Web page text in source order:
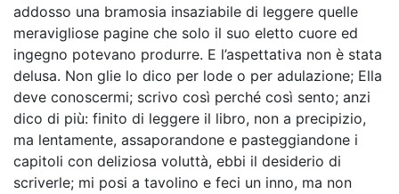
addosso una bramosia insaziabile di leggere quelle
meravigliose pagine che solo il suo eletto cuore ed
ingegno potevano produrre. E l’aspettativa non è stata
delusa. Non glie lo dico per lode o per adulazione; Ella
deve conoscermi; scrivo così perché così sento; anzi
dico di più: finito di leggere il libro, non a precipizio,
ma lentamente, assaporandone e pasteggiandone i
capitoli con deliziosa voluttà, ebbi il desiderio di
scriverle; mi posi a tavolino e feci un inno, ma non